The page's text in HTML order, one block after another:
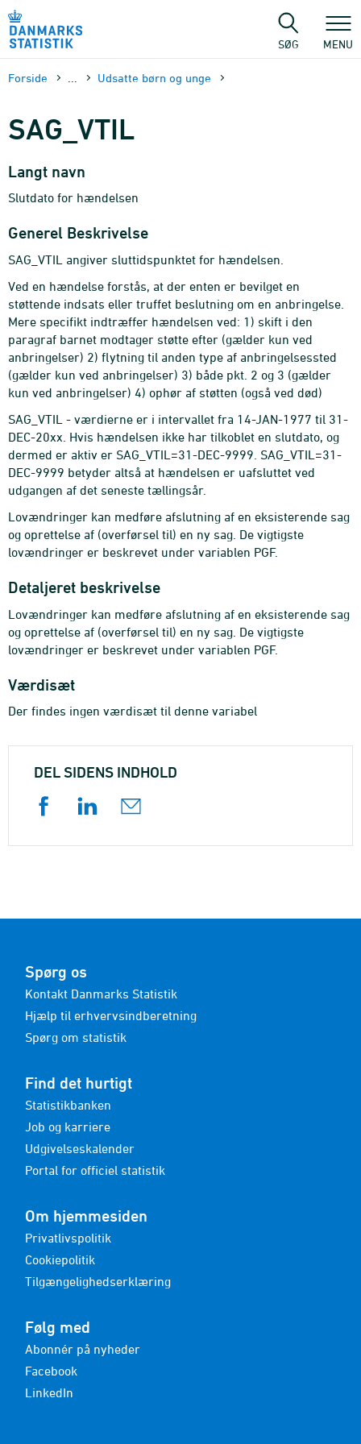
sidens
SØG MENU
Forside Udsatte børn og unge
SAG_VTIL
Langt navn
Slutdato for hændelsen
Generel Beskrivelse
SAG_VTIL angiver sluttidspunktet for hændelsen.
Ved en hændelse forstås, at der enten er bevilget en
støttende indsats eller truffet beslutning om en anbringelse.
Mere specifikt indtræffer hændelsen ved: 1) skift i den
paragraf barnet modtager støtte efter (gælder kun ved
anbringelser) 2) flytning til anden type af anbringelsessted
(gælder kun ved anbringelser) 3) både pkt. 2 og 3 (gælder
kun ved anbringelser) 4) ophør af støtten (også ved død)
SAG_VTIL - værdierne er i intervallet fra 14-JAN-1977 til 31-
DEC-20xx. Hvis hændelsen ikke har tilkoblet en slutdato, og
dermed er aktiv er SAG_VTIL=31-DEC-9999. SAG_VTIL=31-
DEC-9999 betyder altså at hændelsen er uafsluttet ved
udgangen af det seneste tællingsår.
Lovændringer kan medføre afslutning af en eksisterende sag
og oprettelse af (overførsel til) en ny sag. De vigtigste
lovændringer er beskrevet under variablen PGF.
Detaljeret beskrivelse
Lovændringer kan medføre afslutning af en eksisterende sag
og oprettelse af (overførsel til) en ny sag. De vigtigste
lovændringer er beskrevet under variablen PGF.
Værdisæt
Der findes ingen værdisæt til denne variabel
DEL SIDENS INDHOLD
Spørg os
Kontakt Danmarks Statistik
Hjælp til erhvervsindberetning
Spørg om statistik
Find det hurtigt
Statistikbanken
Job og karriere
Udgivelseskalender
Portal for officiel statistik
Om hjemmesiden
Privatlivspolitik
Cookiepolitik
Tilgængelighedserklæring
Følg med
Abonnér på nyheder
Facebook
LinkedIn